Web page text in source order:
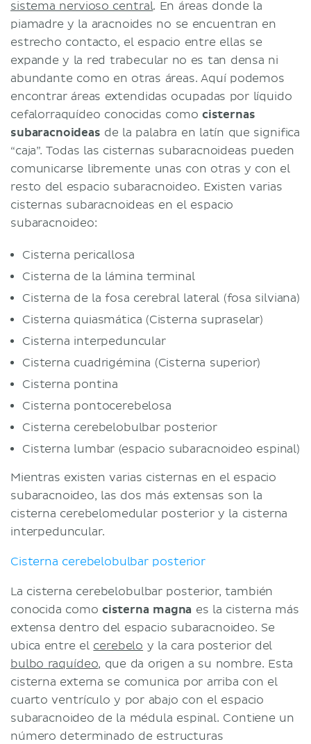
sistema nervioso central. En áreas donde la
piamadre y la aracnoides no se encuentran en
estrecho contacto, el espacio entre ellas se
expande y la red trabecular no es tan densa ni
abundante como en otras áreas. Aquí podemos
encontrar áreas extendidas ocupadas por líquido
cefalorraquídeo conocidas como cisternas
subaracnoideas de la palabra en latín que significa
“caja”. Todas las cisternas subaracnoideas pueden
comunicarse libremente unas con otras y con el
resto del espacio subaracnoideo. Existen varias
cisternas subaracnoideas en el espacio
subaracnoideo:
Cisterna pericallosa
Cisterna de la lámina terminal
Cisterna de la fosa cerebral lateral (fosa silviana)
Cisterna quiasmática (Cisterna supraselar)
Cisterna interpeduncular
Cisterna cuadrigémina (Cisterna superior)
Cisterna pontina
Cisterna pontocerebelosa
Cisterna cerebelobulbar posterior
Cisterna lumbar (espacio subaracnoideo espinal)
Mientras existen varias cisternas en el espacio
subaracnoideo, las dos más extensas son la
cisterna cerebelomedular posterior y la cisterna
interpeduncular.
Cisterna cerebelobulbar posterior
La cisterna cerebelobulbar posterior, también
conocida como cisterna magna es la cisterna más
extensa dentro del espacio subaracnoideo. Se
ubica entre el cerebelo y la cara posterior del
bulbo raquídeo, que da origen a su nombre. Esta
cisterna externa se comunica por arriba con el
cuarto ventrículo y por abajo con el espacio
subaracnoideo de la médula espinal. Contiene un
número determinado de estructuras